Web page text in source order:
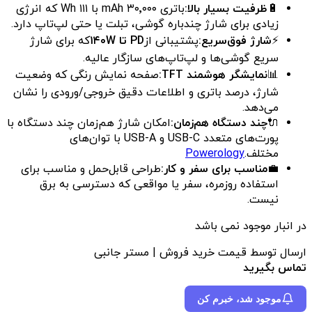
🔋 ظرفیت بسیار بالا:
باتری ۳۰٬۰۰۰ mAh با ۱۱۱ Wh که انرژی
زیادی برای شارژ چندباره گوشی، تبلت یا حتی لپ‌تاپ دارد.
⚡شارژ فوق‌سریع:پشتیبانی ازPD تا ۱۴۰W
که برای شارژ
سریع گوشی‌ها و لپ‌تاپ‌های سازگار عالیه.
📊نمایشگر هوشمند TFT:
صفحه نمایش رنگی که وضعیت
شارژ، درصد باتری و اطلاعات دقیق خروجی/ورودی را نشان
می‌دهد.
🔌چند دستگاه هم‌زمان:امکان شارژ هم‌زمان چند دستگاه با
پورت‌های متعدد USB-C و USB-A با توان‌های
مختلف.Powerology
💼مناسب برای سفر و کار:طراحی قابل‌حمل و مناسب برای
استفاده روزمره، سفر یا مواقعی که دسترسی به برق
نیست.
در انبار موجود نمی باشد
ارسال توسط قیمت خرید فروش | مستر جانبی
تماس بگیرید
موجود شد، خبرم کن